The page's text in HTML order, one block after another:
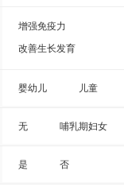
瑞年
增强免疫力
改善生长发育
促进泌乳
补充维生素C
婴幼儿 儿童
无 哺乳期妇女
是 否